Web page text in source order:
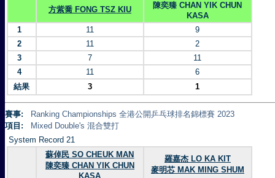
方紫喬 FONG TSZ KIU
陳奕臻 CHAN YIK CHUN
KASA
1
11
9
2
11
2
3
7
11
4
11
6
結果
3 1
賽事:
Ranking Championships 全港公開乒乓球排名錦標賽 2023
項目:
Mixed Double's 混合雙打
System Record 21
蘇倬民 SO CHEUK MAN
陳奕臻 CHAN YIK CHUN
KASA
羅嘉杰 LO KA KIT
麥明芯 MAK MING SHUM